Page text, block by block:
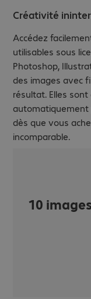
Créativité
Accédez
utilisables sous
Photoshop,
des images avec
résultat. Elles
automatiquement
dès que vous
incomparable.
10